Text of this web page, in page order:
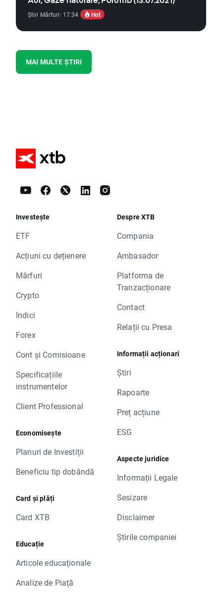
Știri Mărfuri· 17:34 Hot
MAI MULTE ȘTIRI
Investește
ETF
Acțiuni cu dețienere
Mărfuri
Crypto
Indici
Forex
Cont și Comisioane
Specificațiile
instrumentelor
Client Professional
Economisește
Planuri de Investiții
Beneficiu tip dobândă
Card și plăți
Card XTB
Educație
Articole educaționale
Analize de Piață
Despre XTB
Compania
Ambasador
Platforma de
Tranzacționare
Contact
Relații cu Presa
Informații acționari
Știri
Rapoarte
Preț acțiune
ESG
Aspecte juridice
Informații Legale
Sesizare
Disclaimer
Știrile companiei